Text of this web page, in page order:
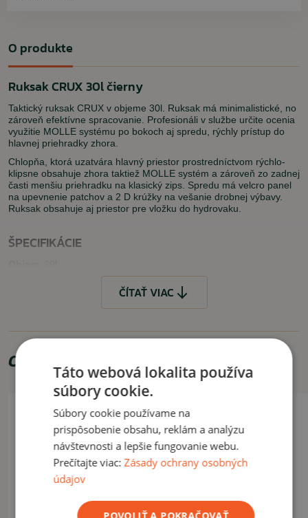
O produkte
Ruksak CRUX 30l čierny
Taktický ruksak CRUX v objeme 30l. Ruksak má minimalistické, no
zároveň efektívne spracovanie. Profesionáli v službe určite ocenia
využitie MOLLE systému po bokoch aj spredu, rýchly prístup do
hlavnej priehradky zhora.
Chlopňa, ktorá uzatvára hlavný priestor prostredníctvom rýchlo-
klipsne obsahuje zhora taktiež MOLLE systém a zároveň zo zadnej
časti menšiu priehradku na klasický zips. Spredu má velcro panel
na upevnenie patchov a 2 D krúžky na vešanie drobnej výbavy.
Ruksak obsahuje aj priestor pre vložku do hydrovaku.
ŠPECIFIKÁCIE
priehradka. 46x28x18cm
VLASTNOSTI
polstrovanie chrbtovej časti
skvelé možnosti organizácie batožiny a príslušenstva
kompatibilita s hydrovakom
VYUŽITIE
ČÍTAŤ VIAC
Odporúčame zakúpiť
Táto webová lokalita používa
súbory cookie.
Súbory cookie používame na
prispôsobenie obsahu, reklám a analýzu
návštevnosti a lepšie fungovanie webu.
Prečítajte viac:Zásady ochrany osobných
údajov
POVOLIŤ A POKRAČOVAŤ